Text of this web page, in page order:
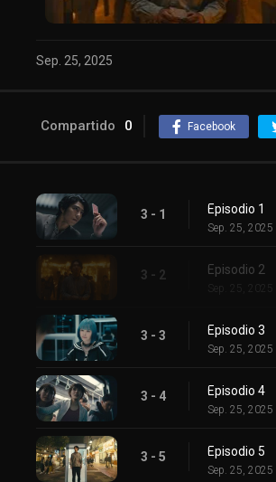
Sep. 25, 2025
Compartido 0 Facebook
3 - 1 Episodio 1
Sep. 25, 2025
3 - 2 Episodio 2
Sep. 25, 2025
3 - 3 Episodio 3
Sep. 25, 2025
3 - 4 Episodio 4
Sep. 25, 2025
3 - 5 Episodio 5
Sep. 25, 2025